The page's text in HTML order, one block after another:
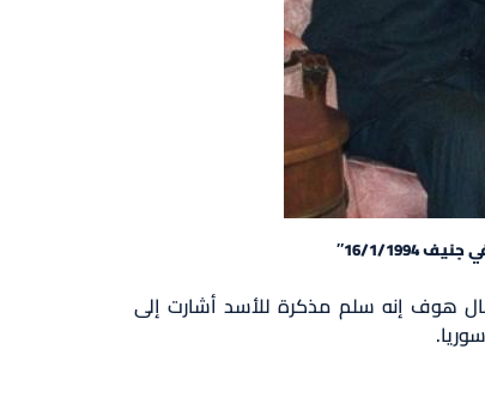
1/1994″
هوف إنه سلم مذكرة للأسد أشارت إلى